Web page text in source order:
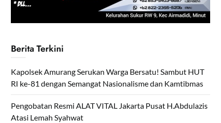
Berita Terkini
Kapolsek Amurang Serukan Warga Bersatu! Sambut HUT
RI ke-81 dengan Semangat Nasionalisme dan Kamtibmas
Pengobatan Resmi ALAT VITAL Jakarta Pusat H.Abdulazis
Atasi Lemah Syahwat